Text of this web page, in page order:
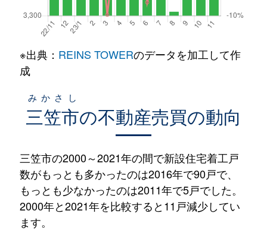
※出典： REINS TOWERのデータを加工して作
成
三笠市
みかさし
の不動産売買の動向
三笠市の2000～2021年の間で新設住宅着工戸
数がもっとも多かったのは2016年で90戸で、
もっとも少なかったのは2011年で5戸でした。
2000年と2021年を比較すると11戸減少してい
ます。